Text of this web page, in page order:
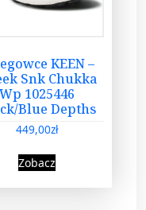
KEEN –
Snk Chukka
Wp 1025446
Blue Depths
449,00zł
Zobacz